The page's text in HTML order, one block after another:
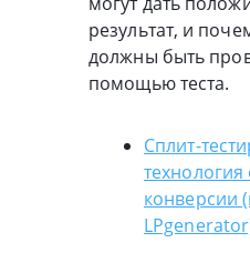
результат, и
должны быть
помощью теста.
Сплит-
конверсии